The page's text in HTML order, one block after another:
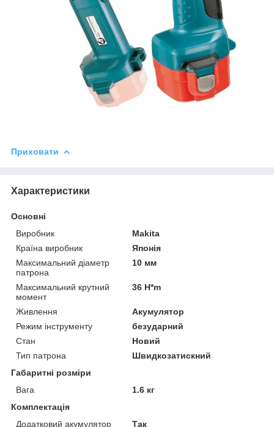
Приховати
Характеристики
Основні
Виробник
Makita
Країна виробник
Японія
Максимальний діаметр
патрона
10 мм
Максимальний крутний
момент
36 H*m
Живлення
Акумулятор
Режим інструменту
безударний
Стан
Новий
Тип патрона
Швидкозатискний
Габаритні розміри
Вага
1.6 кг
Комплектація
Додатковий акумулятор
Так